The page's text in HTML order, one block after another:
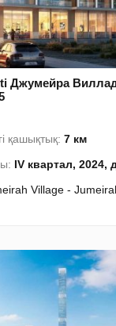
Джумейра
қашықтық:7 км
IV квартал, 2024,
Village -